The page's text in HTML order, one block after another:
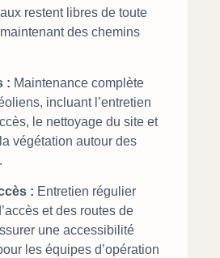
restent libres de toute
des chemins
: Maintenance complète
incluant l’entretien
le nettoyage du site et
végétation autour des
: Entretien régulier
et des routes de
une accessibilité
les équipes d’opération